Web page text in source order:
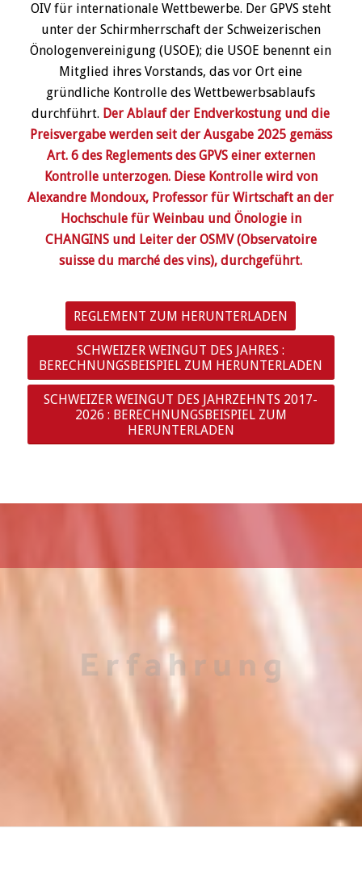
OIV für internationale Wettbewerbe. Der GPVS steht
unter der Schirmherrschaft der Schweizerischen
Önologenvereinigung (USOE); die USOE benennt ein
Mitglied ihres Vorstands, das vor Ort eine
gründliche Kontrolle des Wettbewerbsablaufs
durchführt. Der Ablauf der Endverkostung und die
Preisvergabe werden seit der Ausgabe 2025 gemäss
Art. 6 des Reglements des GPVS einer externen
Kontrolle unterzogen. Diese Kontrolle wird von
Alexandre Mondoux, Professor für Wirtschaft an der
Hochschule für Weinbau und Önologie in
CHANGINS und Leiter der OSMV (Observatoire
suisse du marché des vins), durchgeführt.
REGLEMENT ZUM HERUNTERLADEN
SCHWEIZER WEINGUT DES JAHRES :
BERECHNUNGSBEISPIEL ZUM HERUNTERLADEN
SCHWEIZER WEINGUT DES JAHRZEHNTS 2017-
2026 : BERECHNUNGSBEISPIEL ZUM
HERUNTERLADEN